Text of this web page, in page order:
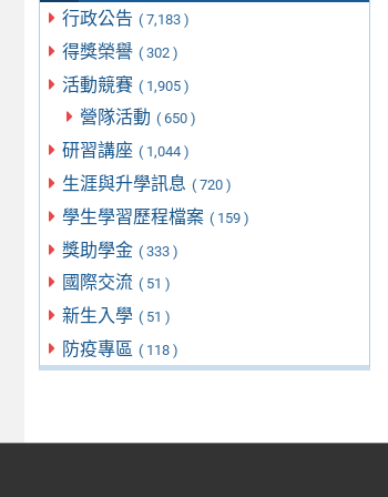
行政公告 ( 7,183 )
得獎榮譽 ( 302 )
活動競賽 ( 1,905 )
營隊活動 ( 650 )
研習講座 ( 1,044 )
生涯與升學訊息 ( 720 )
學生學習歷程檔案 ( 159 )
獎助學金 ( 333 )
國際交流 ( 51 )
新生入學 ( 51 )
防疫專區 ( 118 )